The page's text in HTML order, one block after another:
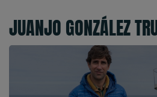
JUANJO GONZÁLEZ